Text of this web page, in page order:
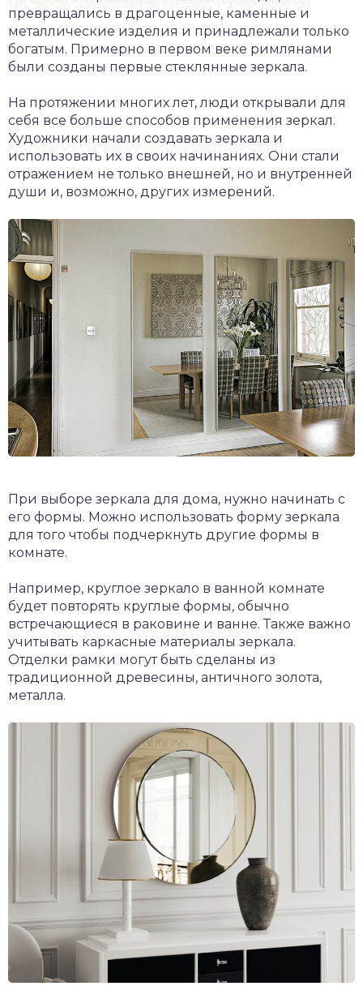
превращались в драгоценные, каменные и
металлические изделия и принадлежали только
богатым. Примерно в первом веке римлянами
были созданы первые стеклянные зеркала.
На протяжении многих лет, люди открывали для
себя все больше способов применения зеркал.
Художники начали создавать зеркала и
использовать их в своих начинаниях. Они стали
отражением не только внешней, но и внутренней
души и, возможно, других измерений.
При выборе зеркала для дома, нужно начинать с
его формы. Можно использовать форму зеркала
для того чтобы подчеркнуть другие формы в
комнате.
Например, круглое зеркало в ванной комнате
будет повторять круглые формы, обычно
встречающиеся в раковине и ванне. Также важно
учитывать каркасные материалы зеркала.
Отделки рамки могут быть сделаны из
традиционной древесины, античного золота,
металла.